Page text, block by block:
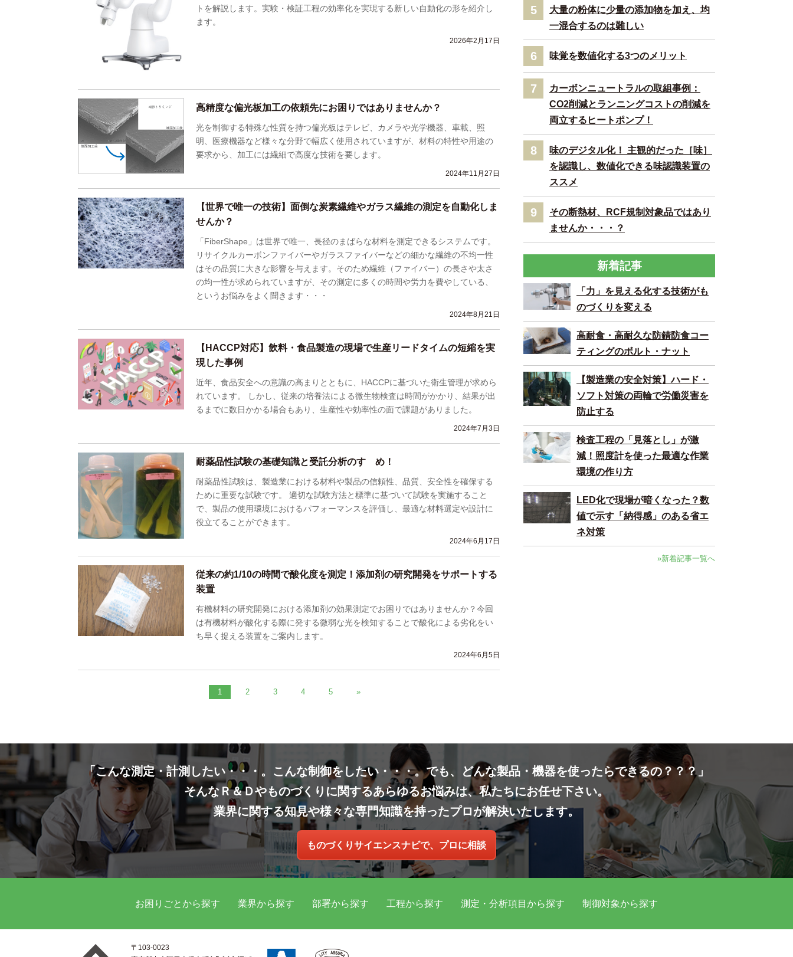
トを解説します。実験・検証工程の効率化を実現する新しい自動化の形を紹介し
ます。
2026年2月17日
高精度な偏光板加工の依頼先にお困りではありませんか？
光を制御する特殊な性質を持つ偏光板はテレビ、カメラや光学機器、車載、照
明、医療機器など様々な分野で幅広く使用されていますが、材料の特性や用途の
要求から、加工には繊細で高度な技術を要します。
2024年11月27日
【世界で唯一の技術】面倒な炭素繊維やガラス繊維の測定を自動化しま
せんか？
「FiberShape」は世界で唯一、長径のまばらな材料を測定できるシステムです。
リサイクルカーボンファイバーやガラスファイバーなどの細かな繊維の不均一性
はその品質に大きな影響を与えます。そのため繊維（ファイバー）の長さや太さ
の均一性が求められていますが、その測定に多くの時間や労力を費やしている、
というお悩みをよく聞きます・・・
2024年8月21日
【HACCP対応】飲料・食品製造の現場で生産リードタイムの短縮を実
現した事例
近年、食品安全への意識の高まりとともに、HACCPに基づいた衛生管理が求めら
れています。 しかし、従来の培養法による微生物検査は時間がかかり、結果が出
るまでに数日かかる場合もあり、生産性や効率性の面で課題がありました。
2024年7月3日
耐薬品性試験の基礎知識と受託分析のすゝめ！
耐薬品性試験は、製造業における材料や製品の信頼性、品質、安全性を確保する
ために重要な試験です。 適切な試験方法と標準に基づいて試験を実施すること
で、製品の使用環境におけるパフォーマンスを評価し、最適な材料選定や設計に
役立てることができます。
2024年6月17日
従来の約1/10の時間で酸化度を測定！添加剤の研究開発をサポートする
装置
有機材料の研究開発における添加剤の効果測定でお困りではありませんか？今回
は有機材料が酸化する際に発する微弱な光を検知することで酸化による劣化をい
ち早く捉える装置をご案内します。
2024年6月5日
1 2 3 4 5 »
5
大量の粉体に少量の添加物を加え、均
一混合するのは難しい
6 味覚を数値化する3つのメリット
7
カーボンニュートラルの取組事例：
CO2削減とランニングコストの削減を
両立するヒートポンプ！
8
味のデジタル化！ 主観的だった［味］
を認識し、数値化できる味認識装置の
ススメ
9
その断熱材、RCF規制対象品ではあり
ませんか・・・？
新着記事
「力」を見える化する技術がも
のづくりを変える
高耐食・高耐久な防錆防食コー
ティングのボルト・ナット
【製造業の安全対策】ハード・
ソフト対策の両輪で労働災害を
防止する
検査工程の「見落とし」が激
減！照度計を使った最適な作業
環境の作り方
LED化で現場が暗くなった？数
値で示す「納得感」のある省エ
ネ対策
»新着記事一覧へ
「こんな測定・計測したい・・・。こんな制御をしたい・・・。でも、どんな製品・機器を使ったらできるの？？？」
そんなＲ＆Ｄやものづくりに関するあらゆるお悩みは、私たちにお任せ下さい。
業界に関する知見や様々な専門知識を持ったプロが解決いたします。
ものづくりサイエンスナビで、プロに相談
お困りごとから探す 業界から探す 部署から探す 工程から探す 測定・分析項目から探す 制御対象から探す
〒103-0023